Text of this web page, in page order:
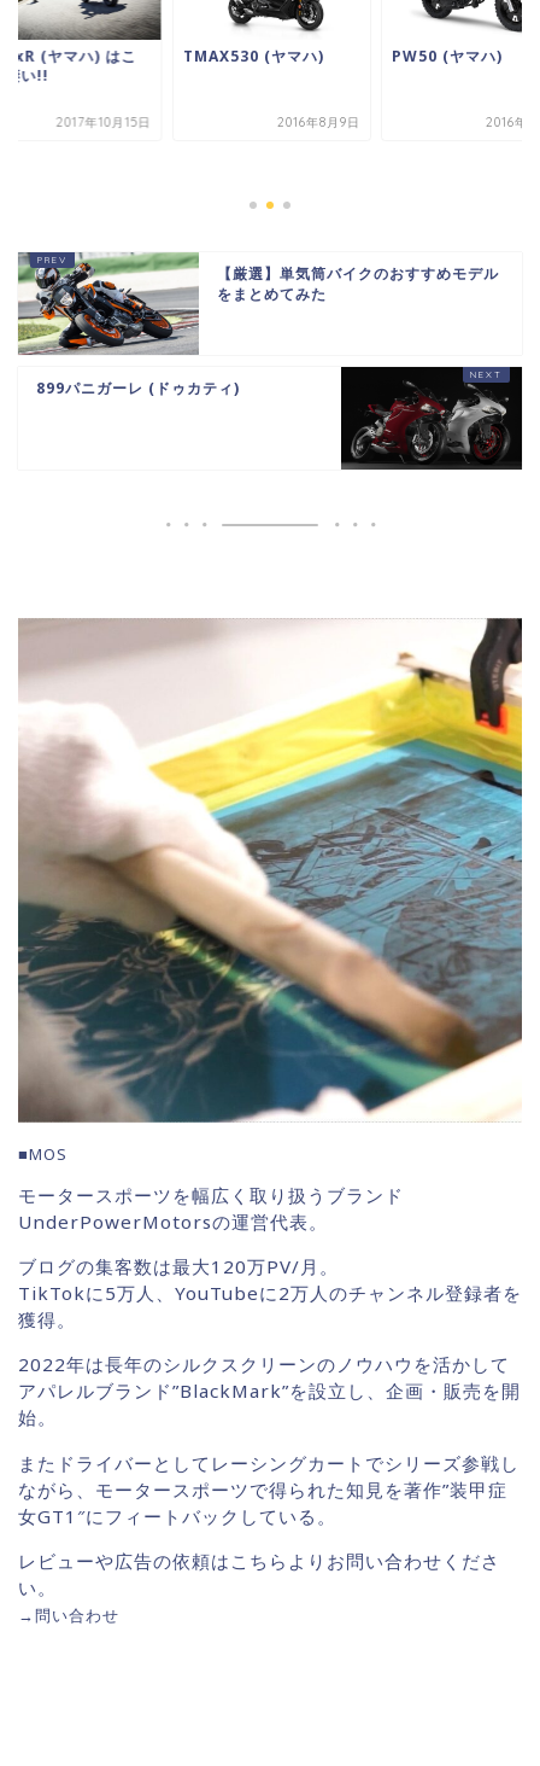
(ヤマハ) はこ
凄い!!
2017年10月15日
TMAX530 (ヤマハ)
2016年8月9日
PW50 (ヤマハ)
2016年8
【厳選】単気筒バイクのおすすめモデル
をまとめてみた
899パニガーレ (ドゥカティ)
■MOS
モータースポーツを幅広く取り扱うブランド
UnderPowerMotorsの運営代表。
ブログの集客数は最大120万PV/月。
TikTokに5万人、YouTubeに2万人のチャンネル登録者を
獲得。
2022年は長年のシルクスクリーンのノウハウを活かして
アパレルブランド”BlackMark”を設立し、企画・販売を開
始。
またドライバーとしてレーシングカートでシリーズ参戦し
ながら、モータースポーツで得られた知見を著作”装甲症
女GT1″にフィートバックしている。
レビューや広告の依頼はこちらよりお問い合わせくださ
い。
→問い合わせ